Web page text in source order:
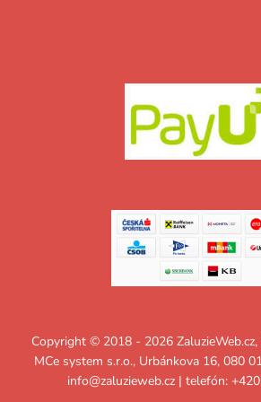
Copyright © 2018 - 2026
MCe system s.r.o., Urbánkova 16, 080
info@zaluzieweb.cz| telefón: